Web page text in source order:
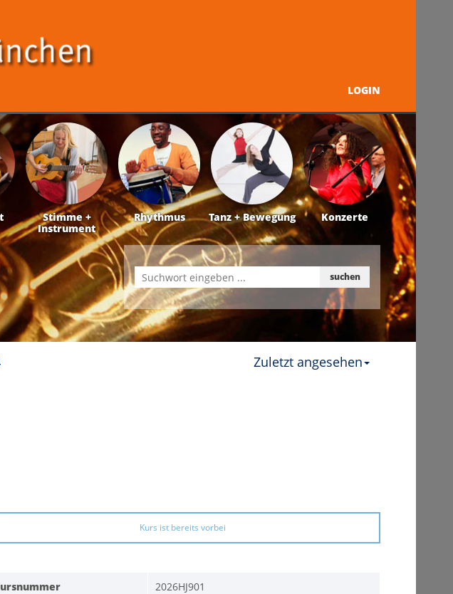
LOGIN
Programm Über uns Kontakt + Service
Stimme +
Instrument
Rhythmus Tanz + Bewegung Konzerte
suchen
Zuletzt angesehen
Kurs ist bereits vorbei
2026HJ901